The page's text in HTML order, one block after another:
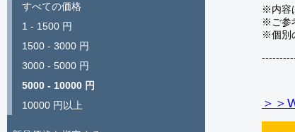
※内容
※ご参
※個別
＞＞
すべての価格
1 - 1500 円
1500 - 3000 円
3000 - 5000 円
5000 - 10000 円
10000 円以上